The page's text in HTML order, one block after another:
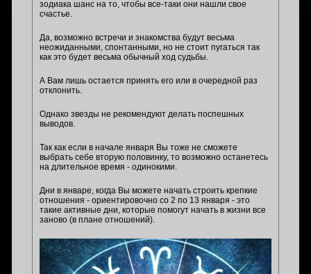
зодиака шанс на то, чтобы все-таки они нашли свое
счастье.
Да, возможно встречи и знакомства будут весьма
неожиданными, спонтанными, но не стоит пугаться так
как это будет весьма обычный ход судьбы.
А Вам лишь остается принять его или в очередной раз
отклонить.
Однако звезды не рекомендуют делать поспешных
выводов.
Так как если в начале января Вы тоже не сможете
выбрать себе вторую половинку, то возможно останетесь
на длительное время - одинокими.
Дни в январе, когда Вы можете начать строить крепкие
отношения - ориентировочно со 2 по 13 января - это
такие активные дни, которые помогут начать в жизни все
заново (в плане отношений).